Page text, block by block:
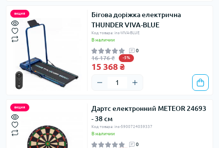
акция
Бігова доріжка електрична
THUNDER VIVA-BLUE
Код товара: ins-VIVA-BLUE
В наличии
0
16 176 ₴ -5%
15 368 ₴
акция
Дартс електронний METEOR 24693
- 38 см
Код товара: ins-5900724059337
В наличии
0